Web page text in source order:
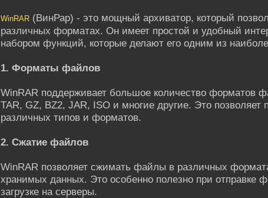
WinRAR(ВинРар) - это мощный архиватор, который
различных форматах. Он имеет простой и удобный
набором функций, которые делают его одним из
1. Форматы файлов
WinRAR поддерживает большое количество форматов
TAR, GZ, BZ2, JAR, ISO и многие другие. Это
различных типов и форматов.
2. Сжатие файлов
WinRAR позволяет сжимать файлы в различных
хранимых данных. Это особенно полезно при отправке
загрузке на серверы.